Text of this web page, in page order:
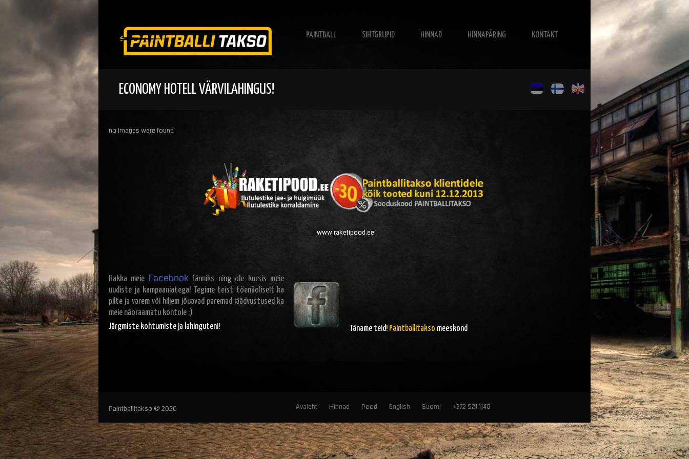
PAINTBALL SIHTGRUPID HINNAD HINNAPÄRING KONTAKT
ECONOMY HOTELL VÄRVILAHINGUS!
no images were found
www.raketipood.ee
Hakka meie Facebookfänniks ning ole kursis meie
uudiste ja kampaaniatega! Tegime teist tõenäoliselt ka
pilte ja varem või hiljem jõuavad paremad jäädvustused ka
meie näoraamatu kontole ;)
Järgmiste kohtumiste ja lahinguteni!
Täname teid! Paintballitakso meeskond
Paintballitakso © 2026 Avaleht Hinnad Pood English Suomi +372 521 1140